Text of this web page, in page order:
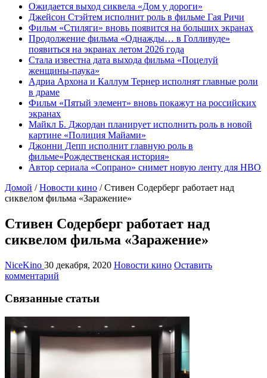
Ожидается выход сиквела «Дом у дороги»
Джейсон Стэйтем исполнит роль в фильме Гая Ричи
Фильм «Стиляги» вновь появится на больших экранах
Продолжение фильма «Однажды… в Голливуде»
появиться на экранах летом 2026 года
Стала известна дата выхода фильма «Поцелуй
женщины-паука»
Адриа Архона и Каллум Тернер исполнят главные роли
в драме
Фильм «Пятый элемент» вновь покажут на российских
экранах
Майкл Б. Джордан планирует исполнить роль в новой
картине «Полиция Майами»
Джонни Депп исполнит главную роль в
фильме«Рождественская история»
Автор сериала «Сопрано» снимет новую ленту для HBO
Домой / Новости кино / Стивен Содерберг работает над
сиквелом фильма «Заражение»
Стивен Содерберг работает над
сиквелом фильма «Заражение»
NiceKino 30 декабря, 2020 Новости кино Оставить
комментарий
Связанные статьи